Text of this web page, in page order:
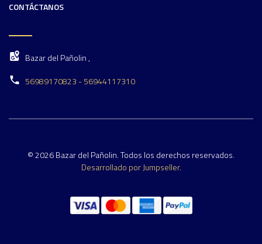
CONTÁCTANOS
Bazar del Pañolin ,
56989170823 - 56944117310
© 2026 Bazar del Pañolin. Todos los derechos reservados.
Desarrollado por Jumpseller.